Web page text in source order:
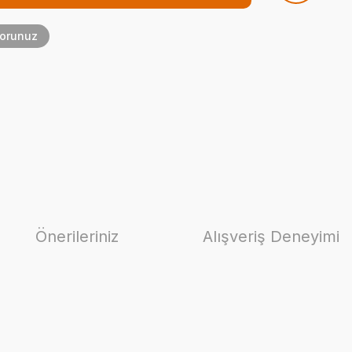
Önerileriniz Alışveriş Deneyimi